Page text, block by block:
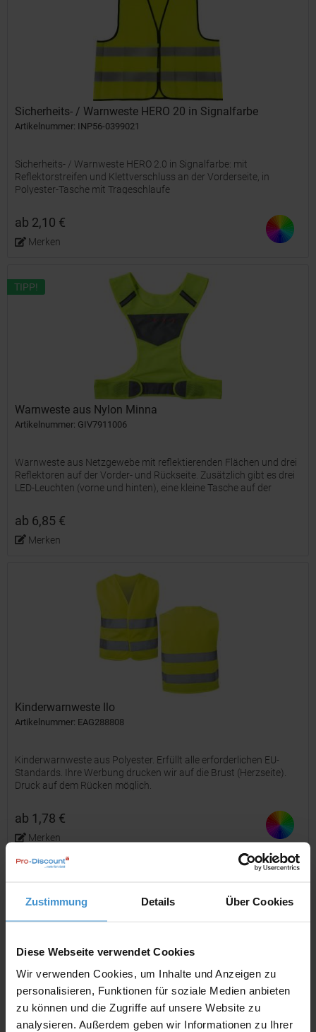
Zustimmung Details Über Cookies
Diese Webseite verwendet Cookies
Wir verwenden Cookies, um Inhalte und Anzeigen zu
personalisieren, Funktionen für soziale Medien anbieten
zu können und die Zugriffe auf unsere Website zu
analysieren. Außerdem geben wir Informationen zu Ihrer
Sicherheits- / Warnweste HERO 20 in Signalfarbe
Artikelnummer: INP56-0399021
Sicherheits- / Warnweste HERO 2.0 in Signalfarbe: mit
Reflektorstreifen und Klettverschluss an der Vorderseite, in
Polyester-Tasche mit Trageschlaufe
ab 2,10 €
Merken
TIPP!
Warnweste aus Nylon Minna
Artikelnummer: GIV7911006
Warnweste aus Netzgewebe mit reflektierenden Flächen und drei
Reflektoren auf der Vorder- und Rückseite. Zusätzlich gibt es drei
LED-Leuchten (vorne und hinten), eine kleine Tasche auf der
ab 6,85 €
Merken
Kinderwarnweste Ilo
Artikelnummer: EAG288808
Kinderwarnweste aus Polyester. Erfüllt alle erforderlichen EU-
Standards. Ihre Werbung drucken wir auf die Brust (Herzseite).
Druck auf dem Rücken möglich.
ab 1,78 €
Merken
RFX™ Odile XXS Sicherheitsweste mit Klettverschluss
für...